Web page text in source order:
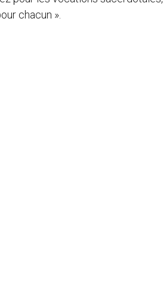
chacun ».